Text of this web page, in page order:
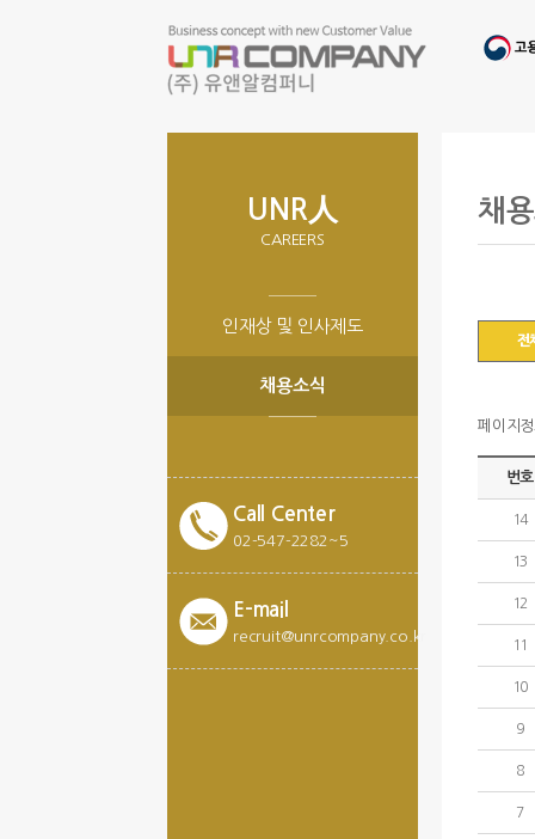
UNR人
CAREERS
인재상 및 인사제도
채용소식
Call Center
02-547-2282~5
E-mail
recruit@unrcompany.co.kr
채
전
페이지
번호
14
13
12
11
10
9
8
7